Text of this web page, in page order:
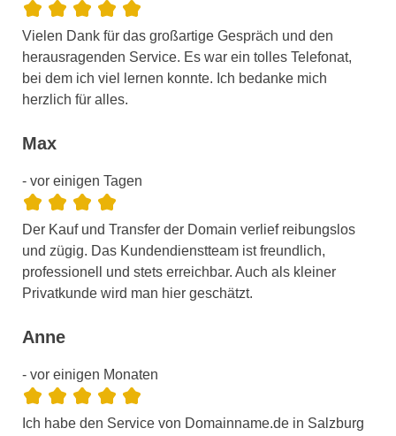
Vielen Dank für das großartige Gespräch und den
herausragenden Service. Es war ein tolles Telefonat,
bei dem ich viel lernen konnte. Ich bedanke mich
herzlich für alles.
Max
- vor einigen Tagen
Der Kauf und Transfer der Domain verlief reibungslos
und zügig. Das Kundendienstteam ist freundlich,
professionell und stets erreichbar. Auch als kleiner
Privatkunde wird man hier geschätzt.
Anne
- vor einigen Monaten
Ich habe den Service von Domainname.de in Salzburg